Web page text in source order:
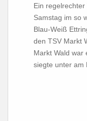
Ein
Samstag im so
Blau-Weiß
den TSV Markt
Markt Wald war
siegte unter am